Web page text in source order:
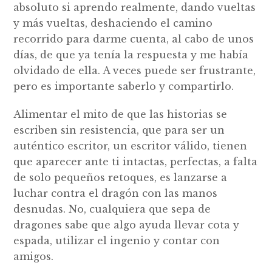
absoluto si aprendo realmente, dando vueltas
y más vueltas, deshaciendo el camino
recorrido para darme cuenta, al cabo de unos
días, de que ya tenía la respuesta y me había
olvidado de ella. A veces puede ser frustrante,
pero es importante saberlo y compartirlo.
Alimentar el mito de que las historias se
escriben sin resistencia, que para ser un
auténtico escritor, un escritor válido, tienen
que aparecer ante ti intactas, perfectas, a falta
de solo pequeños retoques, es lanzarse a
luchar contra el dragón con las manos
desnudas. No, cualquiera que sepa de
dragones sabe que algo ayuda llevar cota y
espada, utilizar el ingenio y contar con
amigos.